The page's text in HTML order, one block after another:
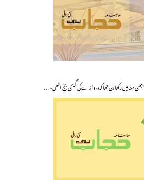
منہ میں رکھا ہی تھا کہ دروازے کی گھنٹی بج اٹھی۔…